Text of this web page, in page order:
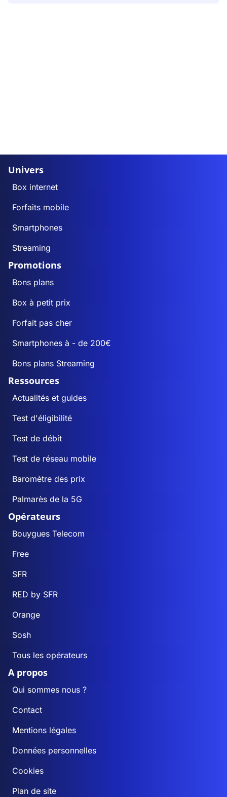
Univers
Box internet
Forfaits mobile
Smartphones
Streaming
Promotions
Bons plans
Box à petit prix
Forfait pas cher
Smartphones à - de 200€
Bons plans Streaming
Ressources
Actualités et guides
Test d'éligibilité
Test de débit
Test de réseau mobile
Baromètre des prix
Palmarès de la 5G
Opérateurs
Bouygues Telecom
Free
SFR
RED by SFR
Orange
Sosh
Tous les opérateurs
A propos
Qui sommes nous ?
Contact
Mentions légales
Données personnelles
Cookies
Plan de site